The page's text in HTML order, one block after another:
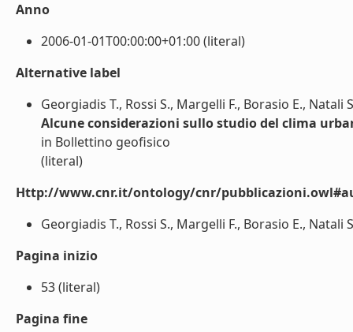
Anno
2006-01-01T00:00:00+01:00 (literal)
Alternative label
Georgiadis T., Rossi S., Margelli F., Borasio E., Natali
Alcune considerazioni sullo studio del clima
in Bollettino geofisico
(literal)
Http://www.cnr.it/ontology/cnr/
Georgiadis T., Rossi S., Margelli F., Borasio E., Natali
Pagina inizio
53 (literal)
Pagina fine